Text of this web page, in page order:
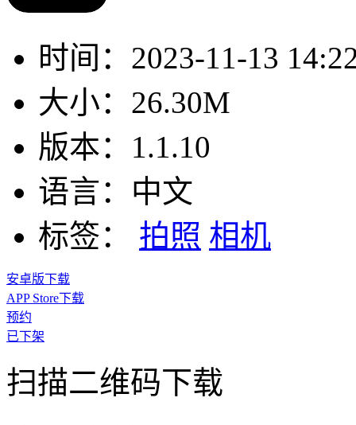
时间： 2023-11-13
大小： 26.30M
版本： 1.1.10
语言： 中文
标签：
拍照 相机
安卓版下载
APP Store下载
预约
已下架
扫描二维码下载